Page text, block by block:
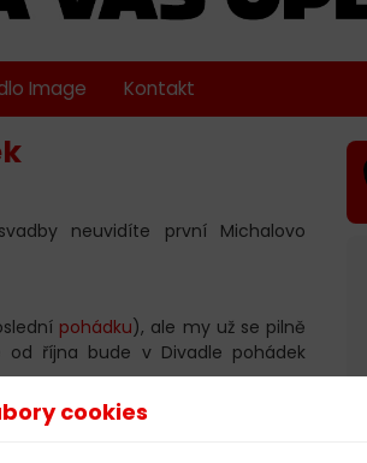
Image Kontakt
neuvidíte první Michalovo
pohádku), ale my už se pilně
října bude v Divadle pohádek
vstupenek spustíme
cookies